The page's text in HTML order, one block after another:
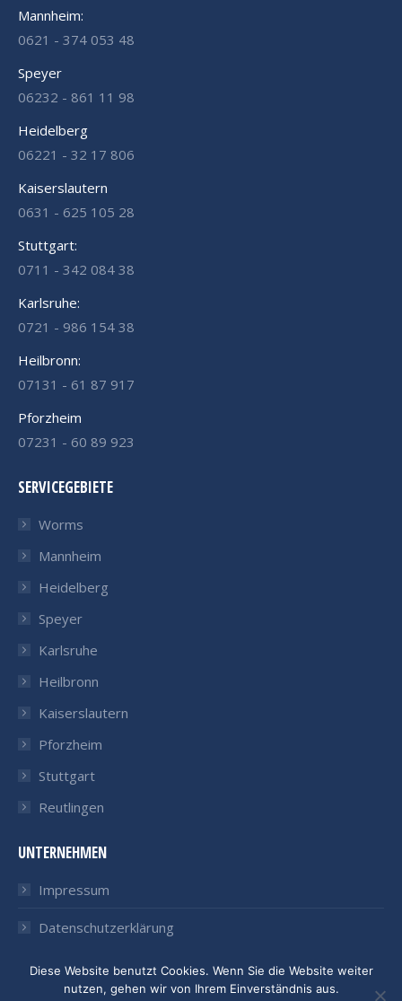
Mannheim:
0621 - 374 053 48
Speyer
06232 - 861 11 98
Heidelberg
06221 - 32 17 806
Kaiserslautern
0631 - 625 105 28
Stuttgart:
0711 - 342 084 38
Karlsruhe:
0721 - 986 154 38
Heilbronn:
07131 - 61 87 917
Pforzheim
07231 - 60 89 923
SERVICEGEBIETE
Worms
Mannheim
Heidelberg
Speyer
Karlsruhe
Heilbronn
Kaiserslautern
Pforzheim
Stuttgart
Reutlingen
UNTERNEHMEN
Impressum
Datenschutzerklärung
Diese Website benutzt Cookies. Wenn Sie die Website weiter
nutzen, gehen wir von Ihrem Einverständnis aus.